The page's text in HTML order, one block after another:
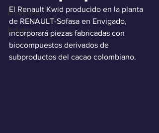
Especiales
Industra
El Renault Kwid producido en la planta
de RENAULT-Sofasa en Envigado,
incorporará piezas fabricadas con
biocompuestos derivados de
subproductos del cacao colombiano.